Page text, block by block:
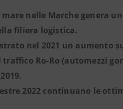
mare nelle Marche genera
filiera logistica.
nel 2021 un aumento
traffico Ro-Ro (automezzi
2022 continuano le